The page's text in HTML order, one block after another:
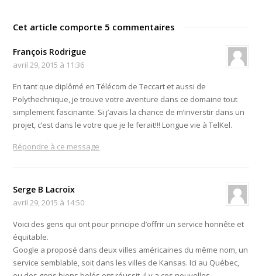
Cet article comporte 5 commentaires
François Rodrigue
avril 29, 2015 à 11:36
En tant que diplômé en Télécom de Teccart et aussi de
Polythechnique, je trouve votre aventure dans ce domaine tout
simplement fascinante. Si j’avais la chance de m’inverstir dans un
projet, c’est dans le votre que je le ferait!!! Longue vie à TelKel.
Répondre à ce message
Serge B Lacroix
avril 29, 2015 à 14:50
Voici des gens qui ont pour principe d’offrir un service honnête et
équitable.
Google a proposé dans deux villes américaines du même nom, un
service semblable, soit dans les villes de Kansas. Ici au Québec,